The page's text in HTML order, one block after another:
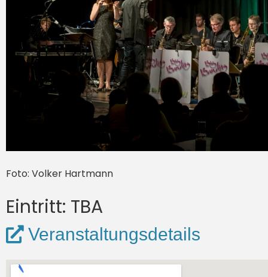
Foto: Volker Hartmann
Eintritt: TBA
Veranstaltungsdetails